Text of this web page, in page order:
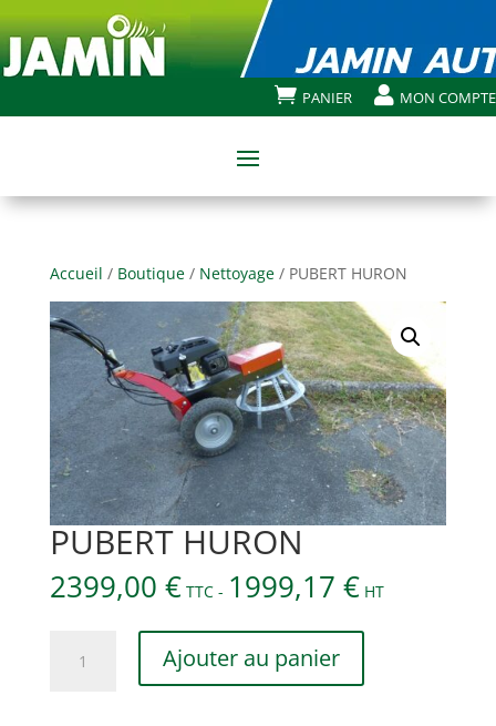
 PANIER  MON COMPTE
Accueil / Boutique/ Nettoyage/ PUBERT HURON
PUBERT HURON
2399,00 € TTC - 1999,17 € HT
Ajouter au panier